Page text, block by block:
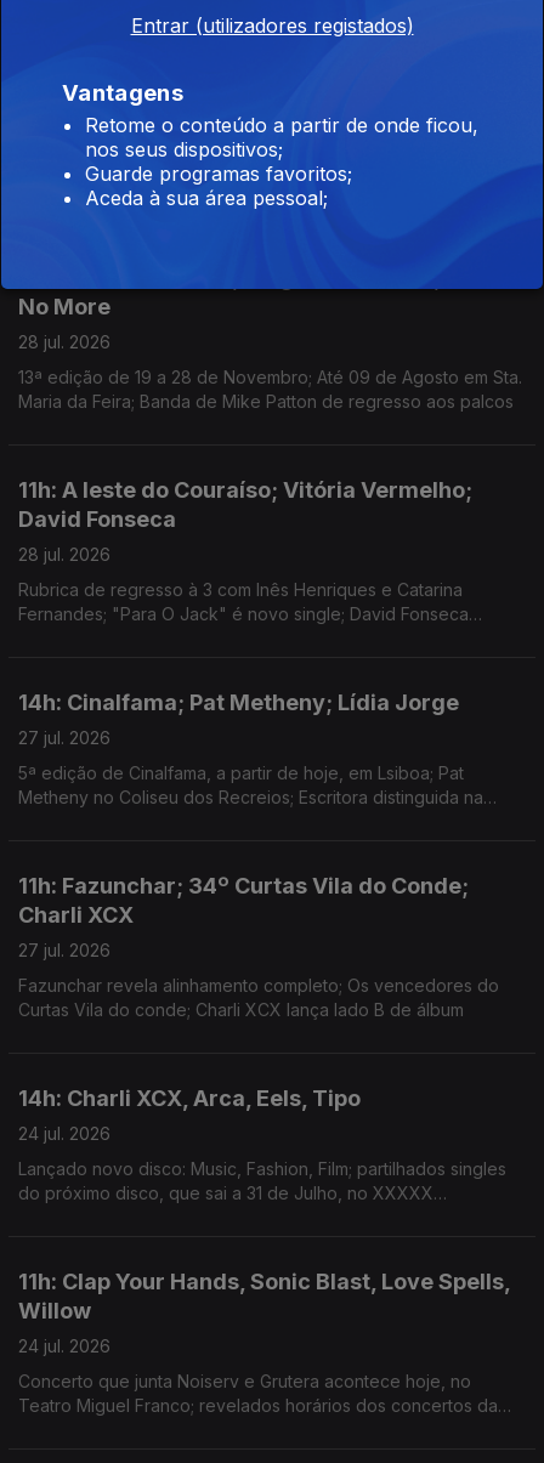
no Theatro Circo, em Braga; Sueca convida compatriota Zara
11h: Vapor; Queer Lisboa; Kavinsky
29 jul. 2026
Anunciados os primeiros oito nomes do Festival Vapor;
Retrospetiva do Queer restaura obras e coloca-as em diálogo;
Morreu o DJ e produtor Kavinsky, aos 50 anos.
No More
28 jul. 2026
13ª edição de 19 a 28 de Novembro; Até 09 de Agosto em Sta.
Maria da Feira; Banda de Mike Patton de regresso aos palcos
11h: A leste do Couraíso; Vitória Vermelho;
David Fonseca
28 jul. 2026
Rubrica de regresso à 3 com Inês Henriques e Catarina
Fernandes; "Para O Jack" é novo single; David Fonseca
14h: Cinalfama; Pat Metheny; Lídia Jorge
27 jul. 2026
5ª edição de Cinalfama, a partir de hoje, em Lsiboa; Pat
Metheny no Coliseu dos Recreios; Escritora distinguida na
11h: Fazunchar; 34º Curtas Vila do Conde;
Charli XCX
27 jul. 2026
Fazunchar revela alinhamento completo; Os vencedores do
Curtas Vila do conde; Charli XCX lança lado B de álbum
14h: Charli XCX, Arca, Eels, Tipo
24 jul. 2026
Lançado novo disco: Music, Fashion, Film; partilhados singles
do próximo disco, que sai a 31 de Julho, no XXXXX
11h: Clap Your Hands, Sonic Blast, Love Spells,
Willow
24 jul. 2026
Concerto que junta Noiserv e Grutera acontece hoje, no
Teatro Miguel Franco; revelados horários dos concertos da
Entrar (utilizadores registados)
Vantagens
Retome o conteúdo a partir de onde ficou,
nos seus dispositivos;
Guarde programas favoritos;
Aceda à sua área pessoal;